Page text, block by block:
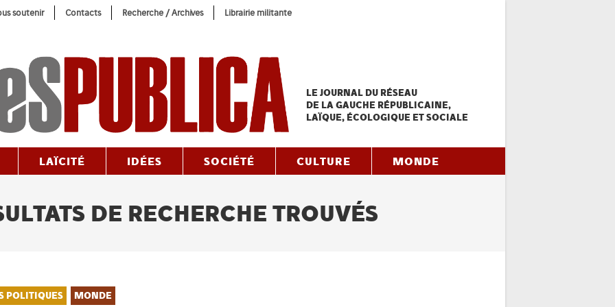
soutenir Contacts Recherche / Archives Librairie militante
LE JOURNAL DU RÉSEAU
DE LA GAUCHE RÉPUBLICAINE,
LAÏQUE, ÉCOLOGIQUE ET SOCIALE
LAÏCITÉ IDÉES SOCIÉTÉ CULTURE MONDE
DE RECHERCHE TROUVÉS
POLITIQUES MONDE